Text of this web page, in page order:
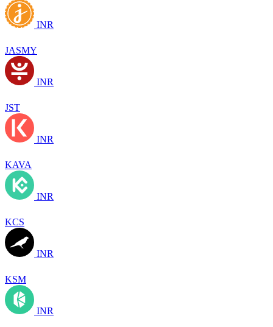
INR
JASMY
INR
JST
INR
KAVA
INR
KCS
INR
KSM
INR